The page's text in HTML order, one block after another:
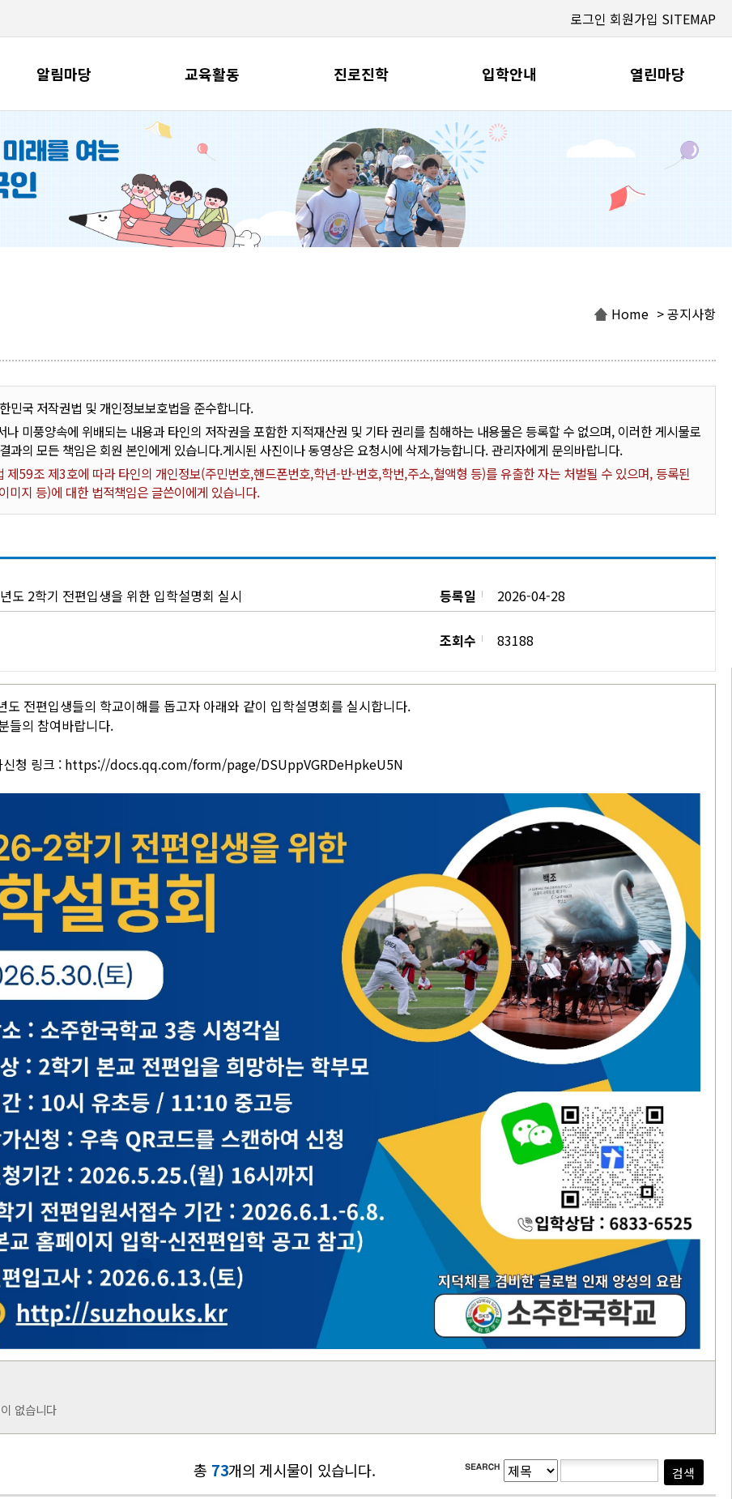
로그인 회원가입 SITEMAP
알림마당 교육활동 진로진학 입학안내 열린마당
Home > 공지사항
민국 저작권법 및 개인정보보호법을 준수합니다.
나 미풍양속에 위배되는 내용과 타인의 저작권을 포함한 지적재산권 및 기타 권리를 침해하는 내용물은 등록할 수 없으며, 이러한 게시물로
과의 모든 책임은 회원 본인에게 있습니다.게시된 사진이나 동영상은 요청시에 삭제가능합니다. 관리자에게 문의바랍니다.
제59조 제3호에 따라 타인의 개인정보(주민번호,핸드폰번호,학년-반-번호,학번,주소,혈액형 등)를 유출한 자는 처벌될 수 있으며, 등록된
미지 등)에 대한 법적책임은 글쓴이에게 있습니다.
도 2학기 전편입생을 위한 입학설명회 실시 등록일 2026-04-28
조회수 83188
도 전편입생들의 학교이해를 돕고자 아래와 같이 입학설명회를 실시합니다.
들의 참여바랍니다.
청 링크 : https://docs.qq.com/form/page/DSUppVGRDeHpkeU5N
없습니다
총 73개의 게시물이 있습니다.